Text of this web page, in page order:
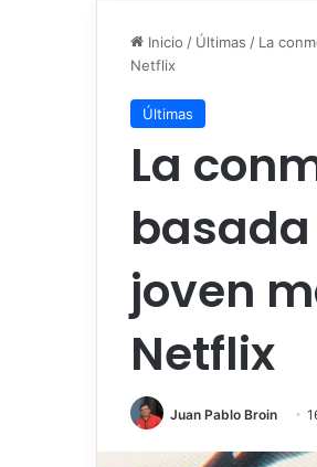
Inicio / Últimas / La
Netflix
Últimas
La
joven
Netflix
Juan Pablo Broin